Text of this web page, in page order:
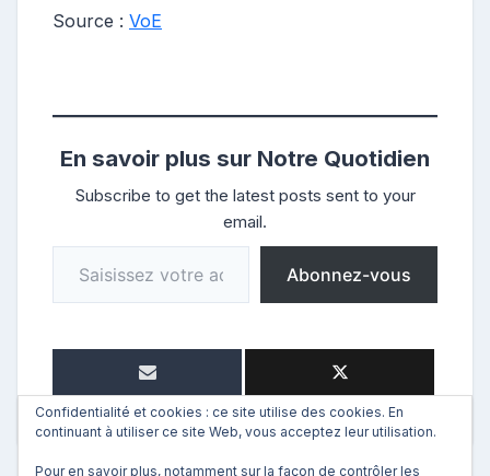
Source : VoE
En savoir plus sur Notre Quotidien
Subscribe to get the latest posts sent to your
email.
Saisissez votre adresse e-mail…
Abonnez-vous
Confidentialité et cookies : ce site utilise des cookies. En
continuant à utiliser ce site Web, vous acceptez leur utilisation.
Pour en savoir plus, notamment sur la façon de contrôler les